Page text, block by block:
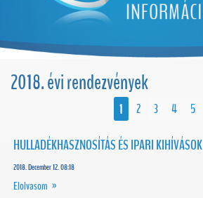
2018. évi rendezvények
1 2 3 4 5
HULLADÉKHASZNOSÍTÁS ÉS IPARI KIHÍVÁSOK
2018. December 12. 08:18
Elolvasom »